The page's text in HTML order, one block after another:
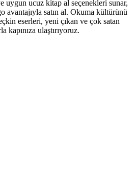
uygun ucuz kitap al seçenekleri sunar,
avantajıyla satın al. Okuma kültürünü
eserleri, yeni çıkan ve çok satan
kapınıza ulaştırıyoruz.